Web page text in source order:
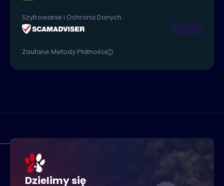
Szyfrowanie i Ochrona Danych
Zaufane Metody Płatności
Dzielimy się